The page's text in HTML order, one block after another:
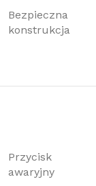
Bezpieczna
konstrukcja
Przycisk
awaryjny